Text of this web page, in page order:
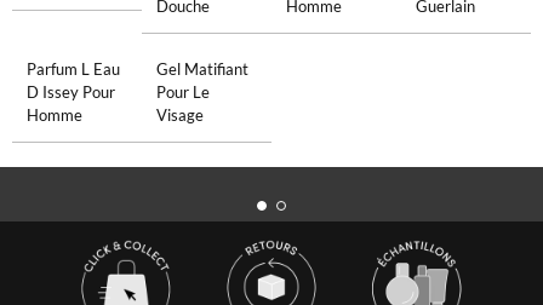
Douche
Homme
Guerlain
Parfum L Eau
D Issey Pour
Homme
Gel Matifiant
Pour Le
Visage